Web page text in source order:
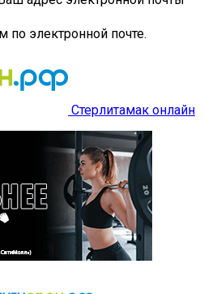
по электронной почте.
Стерлитамак онлайн